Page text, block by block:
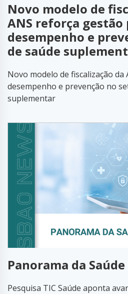
Novo modelo de
ANS reforça gestão
desempenho e
de saúde
Novo modelo de fiscalização
desempenho e prevenção no
suplementar
Panorama da
Pesquisa TIC Saúde aponta